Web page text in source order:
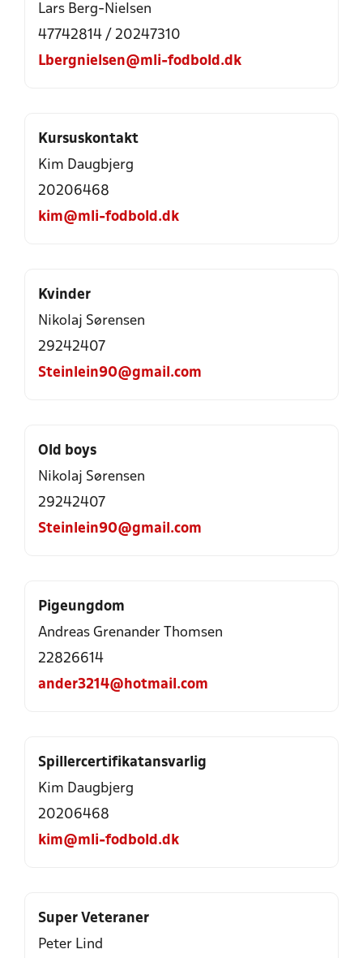
Lars Berg-Nielsen
47742814 / 20247310
Lbergnielsen@mli-fodbold.dk
Kursuskontakt
Kim Daugbjerg
20206468
kim@mli-fodbold.dk
Kvinder
Nikolaj Sørensen
29242407
Steinlein90@gmail.com
Old boys
Nikolaj Sørensen
29242407
Steinlein90@gmail.com
Pigeungdom
Andreas Grenander Thomsen
22826614
ander3214@hotmail.com
Spillercertifikatansvarlig
Kim Daugbjerg
20206468
kim@mli-fodbold.dk
Super Veteraner
Peter Lind